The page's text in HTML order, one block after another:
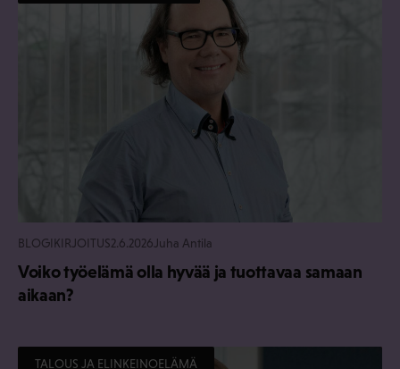
BLOGIKIRJOITUS2.6.2026 Juha Antila
Voiko työelämä olla hyvää ja tuottavaa samaan
aikaan?
TALOUS JA ELINKEINOELÄMÄ